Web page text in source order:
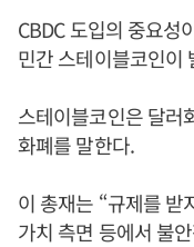
CBDC 도입의 중요성
민간 스테이블코인이
스테이블코인은 달러
화폐를 말한다.
이 총재는 “규제를 받
가치 측면 등에서 불